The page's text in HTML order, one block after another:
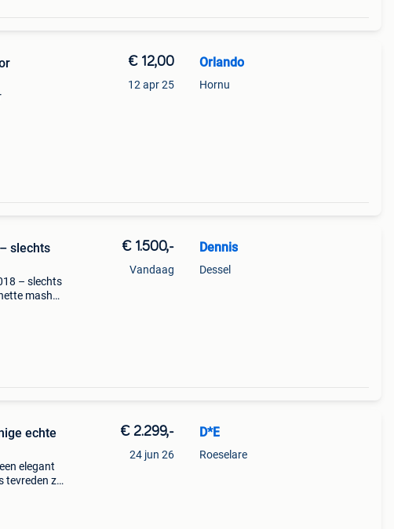
€ 12,00
12 apr 25
Orlando
Hornu
slechts
– slechts
mash
€ 1.500,-
Vandaag
Dennis
Dessel
elegant
tevreden zal
€ 2.299,-
24 jun 26
D*E
Roeselare